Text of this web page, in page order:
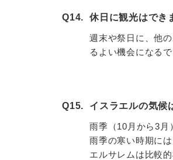
Q14. 休日に観光はでき
週末や祭日に、他
るよい機会になる
Q15. イスラエルの気候
雨季（10月から3月
雨季の寒い時期に
エルサレムは比較